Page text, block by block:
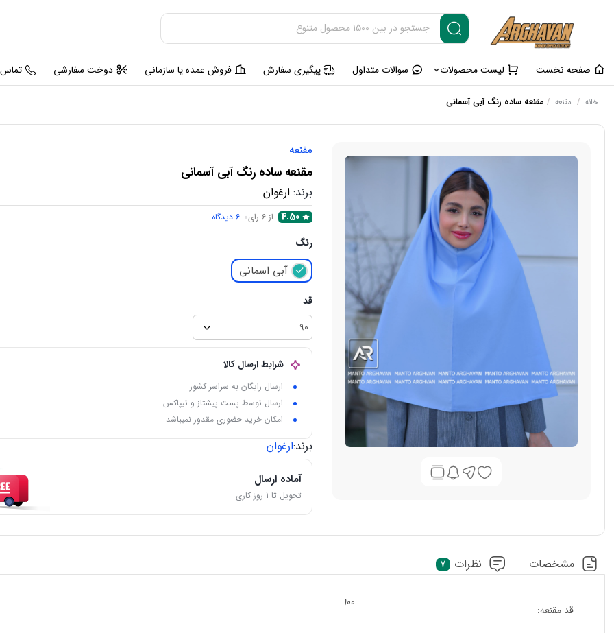
صفحه نخست لیست محصولات سوالات متداول پیگیری سفارش فروش عمده یا سازمانی دوخت سفارشی تماس
خانه / مقنعه / مقنعه ساده رنگ آبی آسمانی
مقنعه
مقنعه ساده رنگ آبی آسمانی
برند: ارغوان
4.50 از 6 رای 6 دیدگاه
رنگ
آبی اسمانی
قد
شرایط ارسال کالا
ارسال رایگان به سراسر کشور
ارسال توسط پست پیشتاز و تیپاکس
امکان خرید حضوری مقدور نمیباشد
برند:ارغوان
آماده ارسال
تحویل تا 1 روز کاری
مشخصات نظرات 7
قد مقنعه:
100